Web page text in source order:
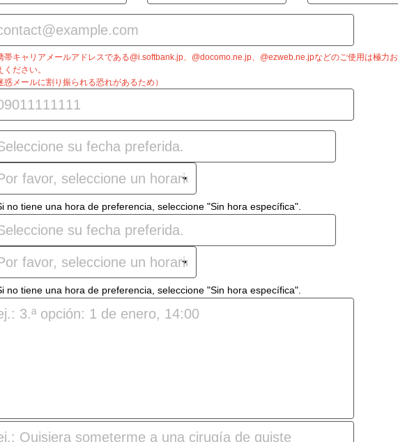
帯キャリアメールアドレスである@i.softbank.jp、@docomo.ne.jp、@ezweb.ne.jpなどのご使用は極力お
ください。
惑メールに割り振られる恐れがあるため）
no tiene una hora de preferencia, seleccione "Sin hora específica".
no tiene una hora de preferencia, seleccione "Sin hora específica".